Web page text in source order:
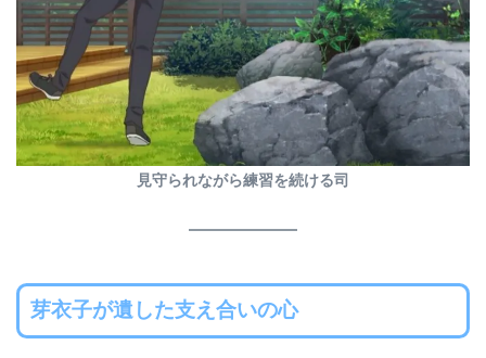
見守られながら練習を続ける司
芽衣子が遺した支え合いの心